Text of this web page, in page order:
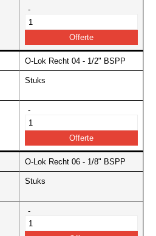
-
O-Lok Recht 04 - 1/2" BSPP
Stuks
-
O-Lok Recht 06 - 1/8" BSPP
Stuks
-